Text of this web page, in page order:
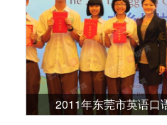
2011年东莞市英语口